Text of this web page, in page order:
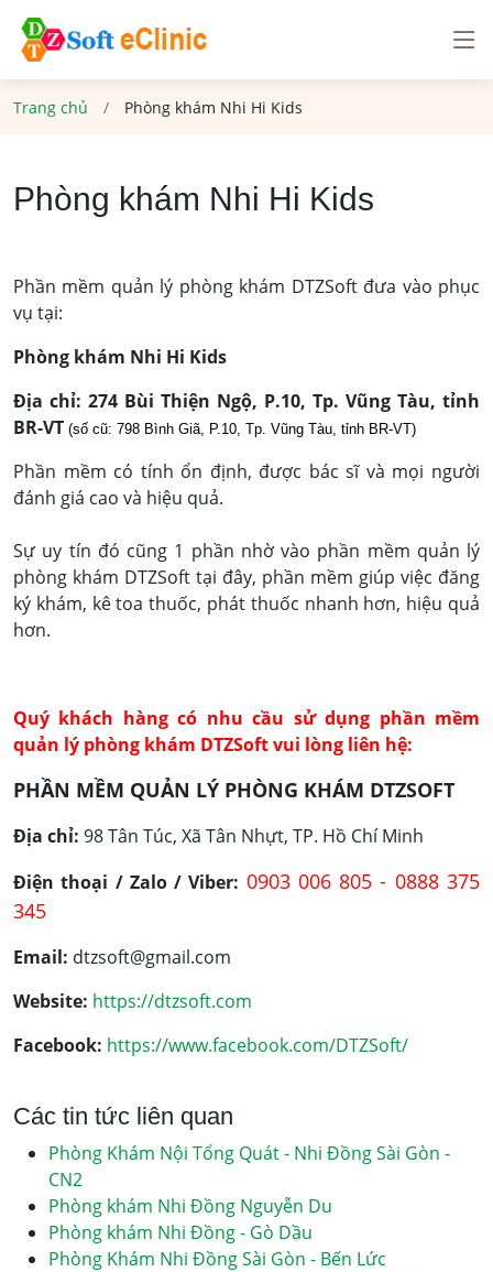
Trang chủ Phòng khám Nhi Hi Kids
Phòng khám Nhi Hi Kids
Phần mềm quản lý phòng khám DTZSoft đưa vào phục
vụ tại:
Phòng khám Nhi Hi Kids
Địa chỉ: 274 Bùi Thiện Ngộ, P.10, Tp. Vũng Tàu, tỉnh
BR-VT (số cũ: 798 Bình Giã, P.10, Tp. Vũng Tàu, tỉnh BR-VT)
Phần mềm có tính ổn định, được bác sĩ và mọi người
đánh giá cao và hiệu quả.
Sự uy tín đó cũng 1 phần nhờ vào phần mềm quản lý
phòng khám DTZSoft tại đây, phần mềm giúp việc đăng
ký khám, kê toa thuốc, phát thuốc nhanh hơn, hiệu quả
hơn.
Quý khách hàng có nhu cầu sử dụng phần mềm
quản lý phòng khám DTZSoft vui lòng liên hệ:
PHẦN MỀM QUẢN LÝ PHÒNG KHÁM DTZSOFT
Địa chỉ: 98 Tân Túc, Xã Tân Nhựt, TP. Hồ Chí Minh
Điện thoại / Zalo / Viber: 0903 006 805 - 0888 375
345
Email: dtzsoft@gmail.com
Website: https://dtzsoft.com
Facebook: https://www.facebook.com/DTZSoft/
Các tin tức liên quan
Phòng Khám Nội Tổng Quát - Nhi Đồng Sài Gòn -
CN2
Phòng khám Nhi Đồng Nguyễn Du
Phòng khám Nhi Đồng - Gò Dầu
Phòng Khám Nhi Đồng Sài Gòn - Bến Lức